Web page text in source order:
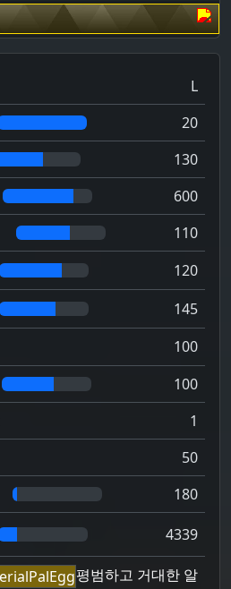
L
20
130
600
110
120
145
100
100
1
50
180
4339
평범하고 거대한 알